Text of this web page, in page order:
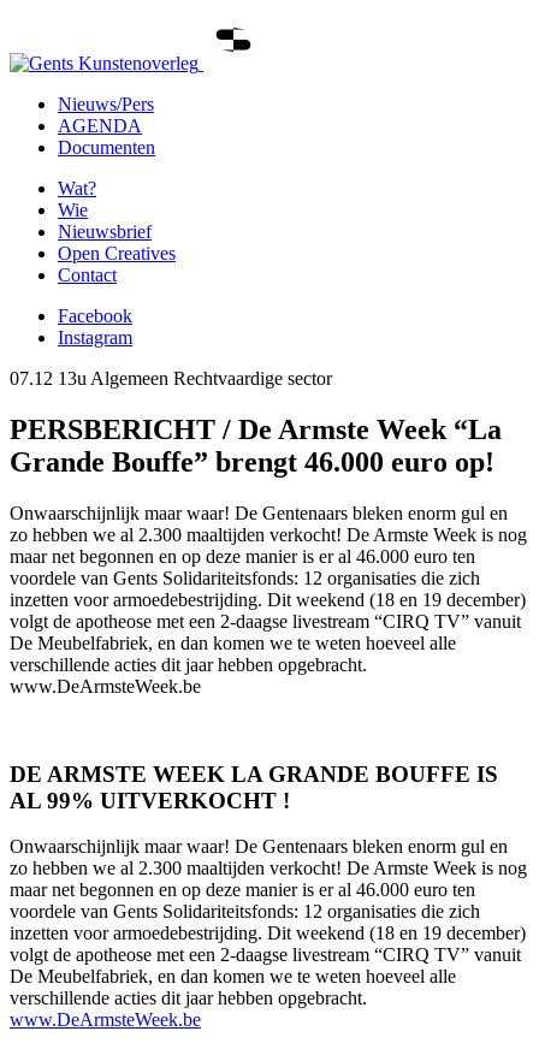
Nieuws/Pers
AGENDA
Documenten
Wat?
Wie
Nieuwsbrief
Open Creatives
Contact
Facebook
Instagram
07.12 13u Algemeen Rechtvaardige sector
PERSBERICHT / De Armste Week “La
Grande Bouffe” brengt 46.000 euro op!
Onwaarschijnlijk maar waar! De Gentenaars bleken enorm gul en
zo hebben we al 2.300 maaltijden verkocht! De Armste Week is nog
maar net begonnen en op deze manier is er al 46.000 euro ten
voordele van Gents Solidariteitsfonds: 12 organisaties die zich
inzetten voor armoedebestrijding. Dit weekend (18 en 19 december)
volgt de apotheose met een 2-daagse livestream “CIRQ TV” vanuit
De Meubelfabriek, en dan komen we te weten hoeveel alle
verschillende acties dit jaar hebben opgebracht.
www.DeArmsteWeek.be
DE ARMSTE WEEK LA GRANDE BOUFFE IS
AL 99% UITVERKOCHT !
Onwaarschijnlijk maar waar! De Gentenaars bleken enorm gul en
zo hebben we al 2.300 maaltijden verkocht! De Armste Week is nog
maar net begonnen en op deze manier is er al 46.000 euro ten
voordele van Gents Solidariteitsfonds: 12 organisaties die zich
inzetten voor armoedebestrijding. Dit weekend (18 en 19 december)
volgt de apotheose met een 2-daagse livestream “CIRQ TV” vanuit
De Meubelfabriek, en dan komen we te weten hoeveel alle
verschillende acties dit jaar hebben opgebracht.
www.DeArmsteWeek.be